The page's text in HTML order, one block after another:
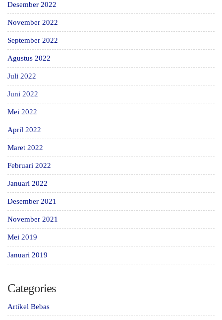
Desember 2022
November 2022
September 2022
Agustus 2022
Juli 2022
Juni 2022
Mei 2022
April 2022
Maret 2022
Februari 2022
Januari 2022
Desember 2021
November 2021
Mei 2019
Januari 2019
Categories
Artikel Bebas